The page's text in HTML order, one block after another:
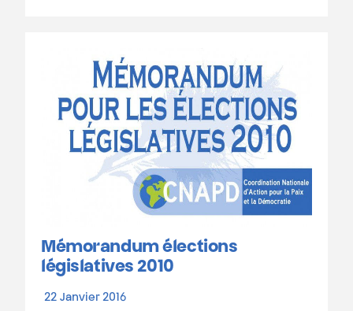
Mémorandum élections
législatives 2010
22 Janvier 2016